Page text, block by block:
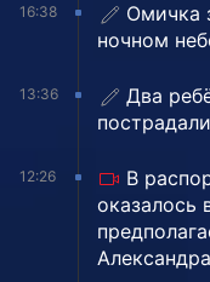
16:38
Омичка
ночном
13:36
Два
12:26
В
оказалось